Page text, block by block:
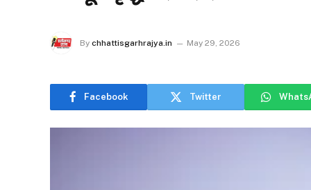
By chhattisgarhrajya.in May 29, 2026
Facebook Twitter